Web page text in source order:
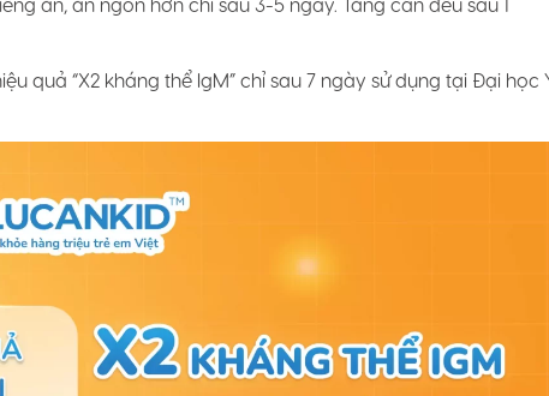
quả “X2 kháng thể IgM” chỉ sau 7 ngày sử dụng tại Đại học